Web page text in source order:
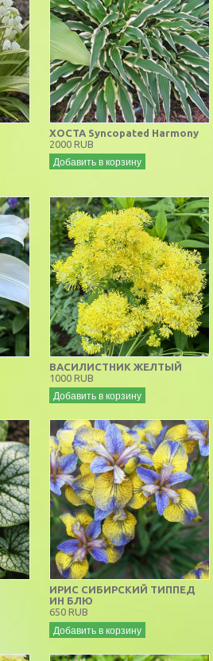
ХОСТА Syncopated Harmony
2000 RUB
Добавить в корзину
ВАСИЛИСТНИК ЖЕЛТЫЙ
1000 RUB
Добавить в корзину
ИРИС СИБИРСКИЙ ТИППЕД
ИН БЛЮ
650 RUB
Добавить в корзину